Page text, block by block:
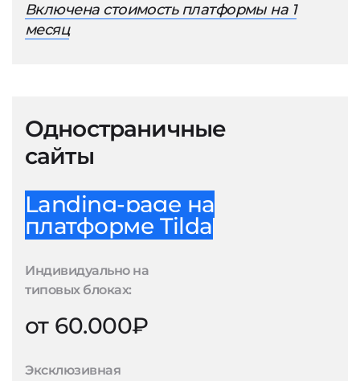
Включена стоимость платформы на 1
месяц
Одностраничные
сайты
Landing-page на
платформе Tilda
Индивидуально на
типовых блоках:
от 60.000₽
Эксклюзивная